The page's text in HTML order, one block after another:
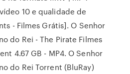
10 e qualidade de
- Filmes Grátis]. O Senhor
do Rei - The Pirate Filmes
4.67 GB - MP4. O Senhor
do Rei Torrent (BluRay)